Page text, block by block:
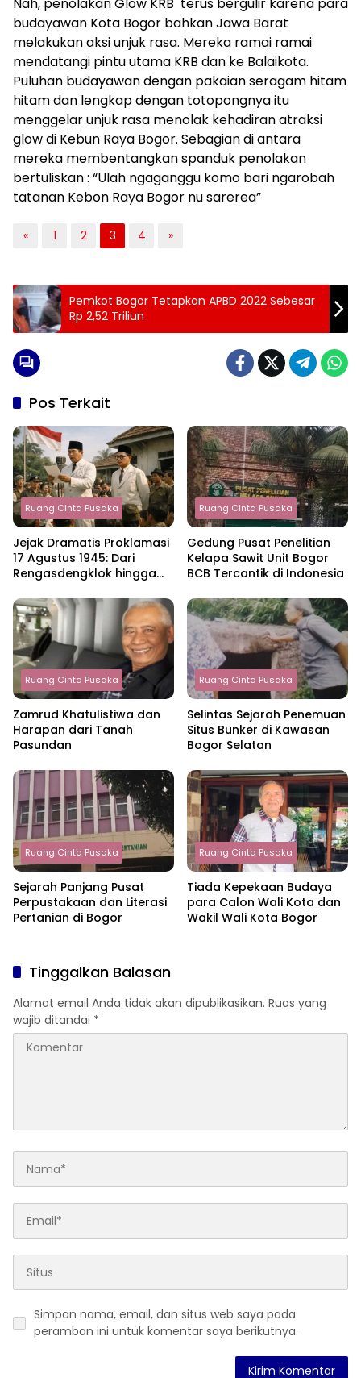
budayawan Kota Bogor bahkan Jawa Barat
melakukan aksi unjuk rasa. Mereka ramai ramai
mendatangi pintu utama KRB dan ke Balaikota.
Puluhan budayawan dengan pakaian seragam hitam
hitam dan lengkap dengan totopongnya itu
menggelar unjuk rasa menolak kehadiran atraksi
glow di Kebun Raya Bogor. Sebagian di antara
mereka membentangkan spanduk penolakan
bertuliskan : “Ulah ngaganggu komo bari ngarobah
tatanan Kebon Raya Bogor nu sarerea”
« 1 2 3 4 »
Pemkot Bogor Tetapkan APBD 2022 Sebesar
Rp 2,52 Triliun
Pos Terkait
Ruang Cinta Pusaka
Jejak Dramatis Proklamasi
17 Agustus 1945: Dari
Rengasdengklok hingga
Indonesia
Ruang Cinta Pusaka
Gedung Pusat Penelitian
Kelapa Sawit Unit Bogor
BCB Tercantik di Indonesia
Ruang Cinta Pusaka
Zamrud Khatulistiwa dan
Harapan dari Tanah
Pasundan
Ruang Cinta Pusaka
Selintas Sejarah Penemuan
Situs Bunker di Kawasan
Bogor Selatan
Ruang Cinta Pusaka
Sejarah Panjang Pusat
Perpustakaan dan Literasi
Pertanian di Bogor
Ruang Cinta Pusaka
Tiada Kepekaan Budaya
para Calon Wali Kota dan
Wakil Wali Kota Bogor
Tinggalkan Balasan
Alamat email Anda tidak akan dipublikasikan. Ruas yang
wajib ditandai *
Simpan nama, email, dan situs web saya pada
peramban ini untuk komentar saya berikutnya.